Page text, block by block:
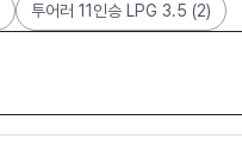
투어러 11인승 LPG 3.5 (2)